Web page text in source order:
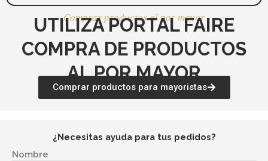
Comprar productos al por mayor
UTILIZA PORTAL FAIRE
COMPRA DE PRODUCTOS
AL POR MAYOR
Comprar productos para mayoristas
¿Necesitas ayuda para tus pedidos?
Nombre